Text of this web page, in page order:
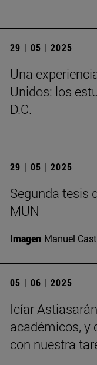
29 | 05 | 2025
Una
Unidos: los
D.C.
29 | 05 | 2025
Segunda tesis
MUN
Imagen Manuel
05 | 06 | 2025
Icíar
académicos, y
con nuestra